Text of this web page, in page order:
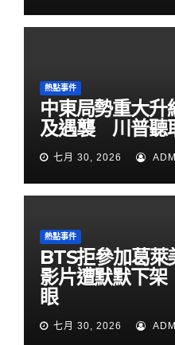
熱點事件
中東局勢重大升
及遇襲 川普聽
七月 30, 2026
熱點事件
BTS拒參加葛
影片遭默默下
眼
七月 30, 2026